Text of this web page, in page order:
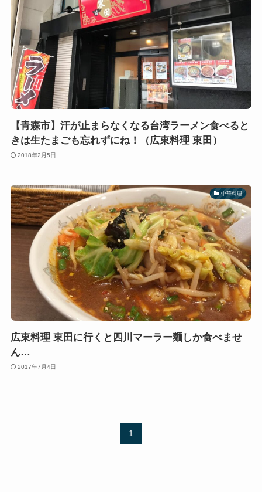
【青森市】汗が止まらなくなる台湾ラーメン食べると
きは生たまごも忘れずにね！（広東料理 東田）
2018年2月5日
中華料理
広東料理 東田に行くと四川マーラー麺しか食べませ
ん…
2017年7月4日
1